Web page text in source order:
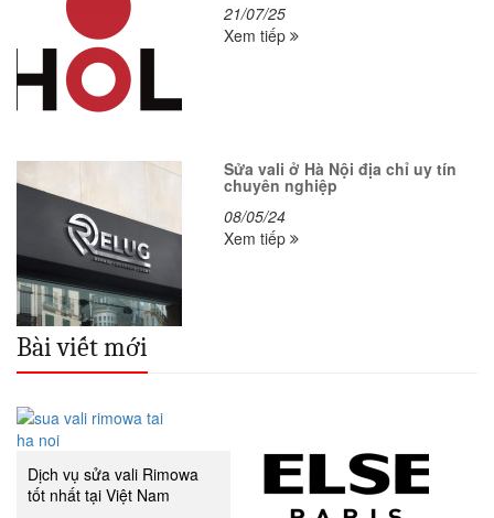
21/07/25
Xem tiếp
Sửa vali ở Hà Nội địa chỉ uy tín
chuyên nghiệp
08/05/24
Xem tiếp
Bài viết mới
Dịch vụ sửa vali Rimowa
tốt nhất tại Việt Nam